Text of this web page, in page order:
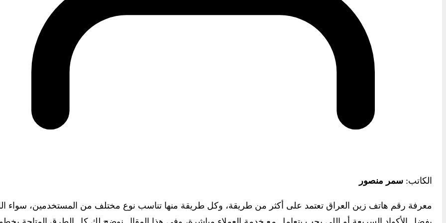
الكاتب: سمر منصور
معرفة رقم هاتف زين العراق تعتمد على أكثر من طريقة، وكل طريقة منها تناسب نوع مختلف من المستخدمين، سواء